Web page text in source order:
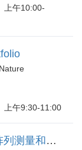
上午10:00-
上午9:30-11:00
面向大规模量子比特阵列测量和控制的低温硅基集成电路芯片研究